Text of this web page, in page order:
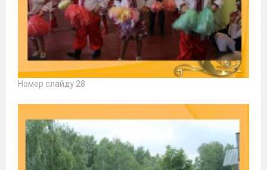
Номер слайду 28